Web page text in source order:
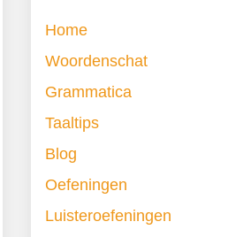
Home
Woordenschat
Grammatica
Taaltips
Blog
Oefeningen
Luisteroefeningen